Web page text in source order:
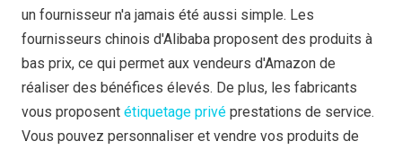
un fournisseur n'a jamais été aussi simple. Les
fournisseurs chinois d'Alibaba proposent des produits à
bas prix, ce qui permet aux vendeurs d'Amazon de
réaliser des bénéfices élevés. De plus, les fabricants
vous proposent étiquetage privé prestations de service.
Vous pouvez personnaliser et vendre vos produits de